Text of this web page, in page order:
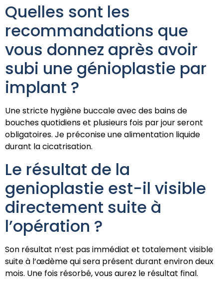
Quelles sont les
recommandations que
vous donnez après avoir
subi une génioplastie par
implant ?
Une stricte hygiène buccale avec des bains de
bouches quotidiens et plusieurs fois par jour seront
obligatoires. Je préconise une alimentation liquide
durant la cicatrisation.
Le résultat de la
genioplastie est-il visible
directement suite à
l’opération ?
Son résultat n’est pas immédiat et totalement visible
suite à l’œdème qui sera présent durant environ deux
mois. Une fois résorbé, vous aurez le résultat final.